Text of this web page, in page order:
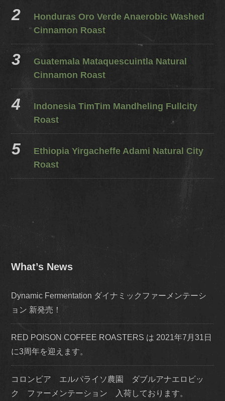
Honduras Oro Verde Anaerobic Washed
Cinnamon Roast
Guatemala Mataquescuintla Natural
Cinnamon Roast
Indonesia TimTim Mandheling Fullcity
Roast
Ethiopia Yirgacheffe Adami Natural City
Roast
What’s News
Dynamic Fermentation ダイナミックファーメンテーシ
ョン 新発売！
RED POISON COFFEE ROASTERS は 2021年7月31日
に3周年を迎えます。
コロンビア エルパライソ農園 ダブルアナエロビッ
ク ファーメンテーション 入荷しております。